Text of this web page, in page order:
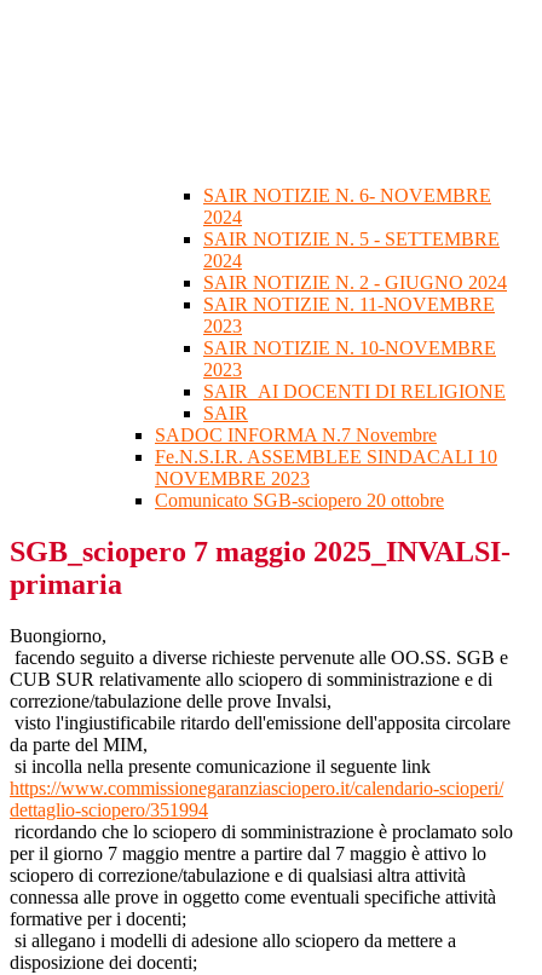
SAIR NOTIZIE N. 6- NOVEMBRE
2024
SAIR NOTIZIE N. 5 - SETTEMBRE
2024
SAIR NOTIZIE N. 2 - GIUGNO 2024
SAIR NOTIZIE N. 11-NOVEMBRE
2023
SAIR NOTIZIE N. 10-NOVEMBRE
2023
SAIR_AI DOCENTI DI RELIGIONE
SAIR
SADOC INFORMA N.7 Novembre
Fe.N.S.I.R. ASSEMBLEE SINDACALI 10
NOVEMBRE 2023
Comunicato SGB-sciopero 20 ottobre
SGB_sciopero 7 maggio 2025_INVALSI-
primaria
Buongiorno,
facendo seguito a diverse richieste pervenute alle OO.SS. SGB e
CUB SUR relativamente allo sciopero di somministrazione e di
correzione/tabulazione delle prove Invalsi,
visto l'ingiustificabile ritardo dell'emissione dell'apposita circolare
da parte del MIM,
si incolla nella presente comunicazione il seguente link
https://www.commissionegaranziasciopero.it/calendario-scioperi/
dettaglio-sciopero/351994
ricordando che lo sciopero di somministrazione è proclamato solo
per il giorno 7 maggio mentre a partire dal 7 maggio è attivo lo
sciopero di correzione/tabulazione e di qualsiasi altra attività
connessa alle prove in oggetto come eventuali specifiche attività
formative per i docenti;
si allegano i modelli di adesione allo sciopero da mettere a
disposizione dei docenti;